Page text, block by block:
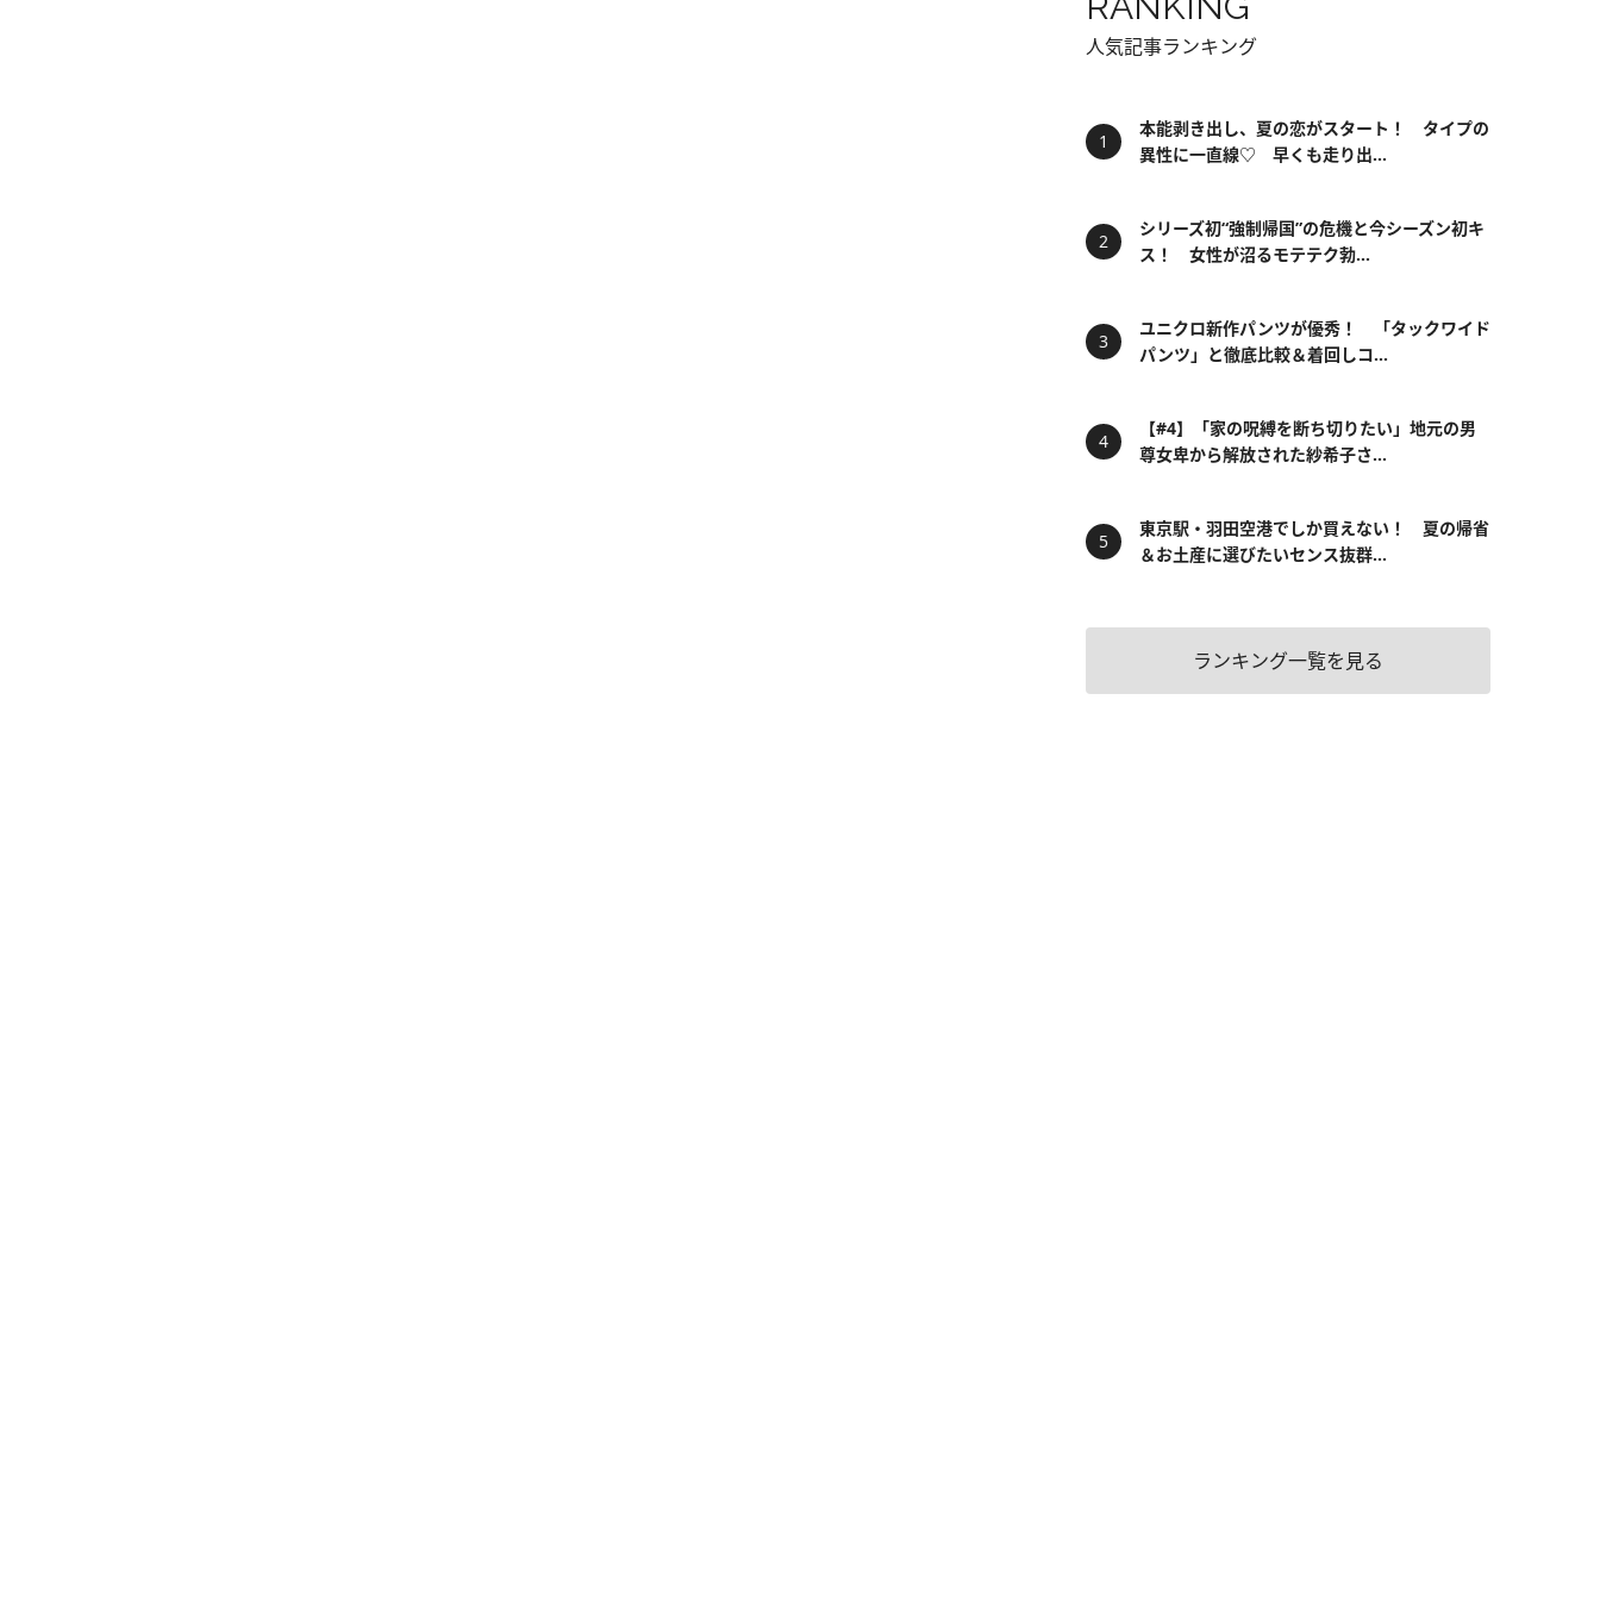
人気記事ランキング
本能剥き出し、夏の恋がスタート！ タイプの
異性に一直線♡ 早くも走り出...
シリーズ初“強制帰国”の危機と今シーズン初キ
ス！ 女性が沼るモテテク勃...
ユニクロ新作パンツが優秀！ 「タックワイド
パンツ」と徹底比較＆着回しコ...
【#4】「家の呪縛を断ち切りたい」地元の男
尊女卑から解放された紗希子さ...
東京駅・羽田空港でしか買えない！ 夏の帰省
＆お土産に選びたいセンス抜群...
ランキング一覧を見る